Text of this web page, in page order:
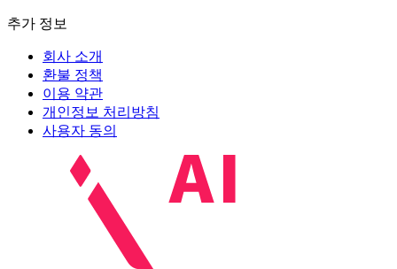
추가 정보
회사 소개
환불 정책
이용 약관
개인정보 처리방침
사용자 동의